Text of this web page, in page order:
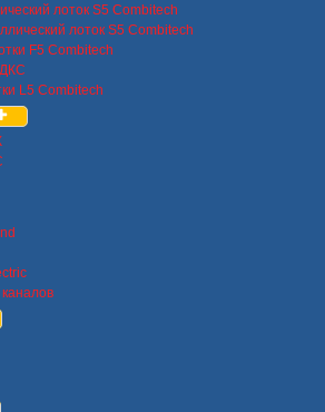
лоток S5 Combitech
лоток S5 Combitech
F5 Combitech
L5 Combitech